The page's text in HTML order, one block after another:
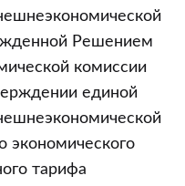
Решением
комиссии
единой
экономического
тарифа